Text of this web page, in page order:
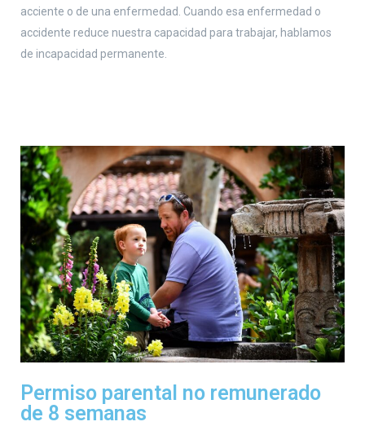
acciente o de una enfermedad. Cuando esa enfermedad o
accidente reduce nuestra capacidad para trabajar, hablamos
de incapacidad permanente.
Permiso parental no remunerado
de 8 semanas